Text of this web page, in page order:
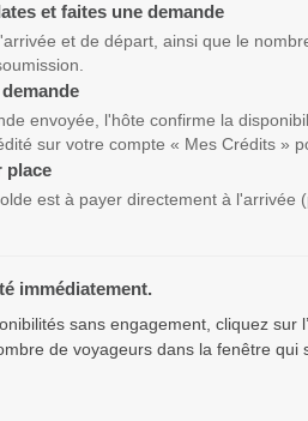
et faites une demande
et de départ, ainsi que le
envoyée, l'hôte confirme la
sur votre compte « Mes Crédits »
place
est à payer directement à
immédiatement.
sans engagement, cliquez sur
de voyageurs dans la fenêtre qui